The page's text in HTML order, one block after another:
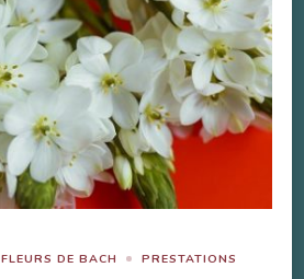
FLEURS DE BACH PRESTATIONS